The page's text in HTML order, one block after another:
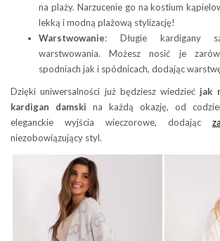
na plaży. Narzucenie go na kostium
lekką i modną plażową stylizację!
Warstwowanie: Długie kardigany
warstwowania. Możesz nosić je
spodniach jak i spódnicach, dodając
Dzięki uniwersalności już będziesz wiedzieć jak
kardigan damski na każdą okazję, od
eleganckie wyjścia wieczorowe, dodając
niezobowiązujący styl.